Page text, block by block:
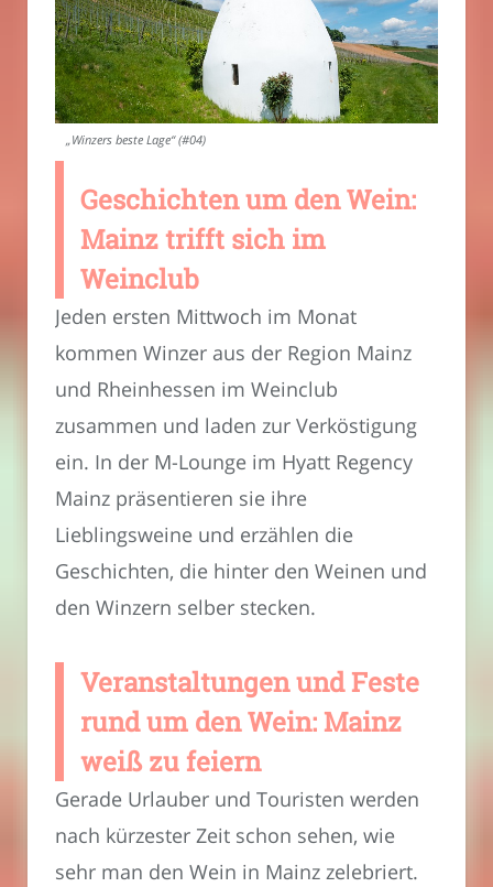
„Winzers beste Lage“ (#04)
Geschichten um den Wein:
Mainz trifft sich im
Weinclub
Jeden ersten Mittwoch im Monat
kommen Winzer aus der Region Mainz
und Rheinhessen im Weinclub
zusammen und laden zur Verköstigung
ein. In der M-Lounge im Hyatt Regency
Mainz präsentieren sie ihre
Lieblingsweine und erzählen die
Geschichten, die hinter den Weinen und
den Winzern selber stecken.
Veranstaltungen und Feste
rund um den Wein: Mainz
weiß zu feiern
Gerade Urlauber und Touristen werden
nach kürzester Zeit schon sehen, wie
sehr man den Wein in Mainz zelebriert.